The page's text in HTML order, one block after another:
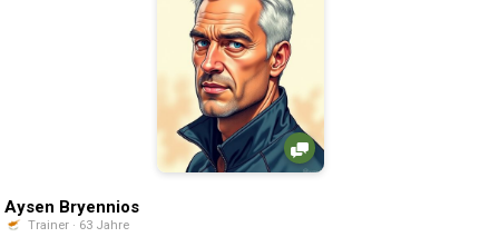
Aysen Bryennios
Trainer · 63 Jahre